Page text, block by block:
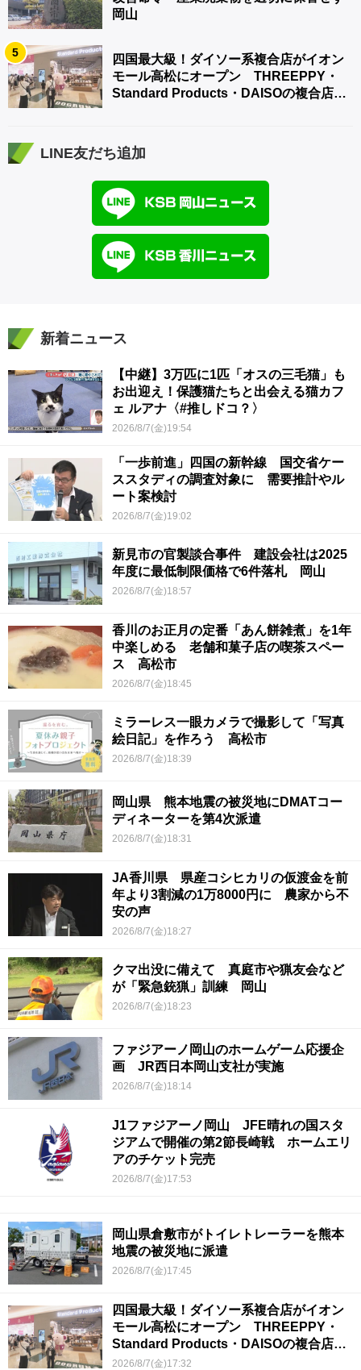
岡山
5
四国最大級！ダイソー系複合店がイオン
モール高松にオープン THREEPPY・
Standard Products・DAISOの複合店は
LINE友だち追加
新着ニュース
【中継】3万匹に1匹「オスの三毛猫」も
お出迎え！保護猫たちと出会える猫カフ
ェ ルアナ〈#推しドコ？〉
2026/8/7(金)19:54
「一歩前進」四国の新幹線 国交省ケー
ススタディの調査対象に 需要推計やル
ート案検討
2026/8/7(金)19:02
新見市の官製談合事件 建設会社は2025
年度に最低制限価格で6件落札 岡山
2026/8/7(金)18:57
香川のお正月の定番「あん餅雑煮」を1年
中楽しめる 老舗和菓子店の喫茶スペー
ス 高松市
2026/8/7(金)18:45
ミラーレス一眼カメラで撮影して「写真
絵日記」を作ろう 高松市
2026/8/7(金)18:39
岡山県 熊本地震の被災地にDMATコー
ディネーターを第4次派遣
2026/8/7(金)18:31
JA香川県 県産コシヒカリの仮渡金を前
年より3割減の1万8000円に 農家から不
安の声
2026/8/7(金)18:27
クマ出没に備えて 真庭市や猟友会など
が「緊急銃猟」訓練 岡山
2026/8/7(金)18:23
ファジアーノ岡山のホームゲーム応援企
画 JR西日本岡山支社が実施
2026/8/7(金)18:14
J1ファジアーノ岡山 JFE晴れの国スタ
ジアムで開催の第2節長崎戦 ホームエリ
アのチケット完売
2026/8/7(金)17:53
岡山県倉敷市がトイレトレーラーを熊本
地震の被災地に派遣
2026/8/7(金)17:45
四国最大級！ダイソー系複合店がイオン
モール高松にオープン THREEPPY・
Standard Products・DAISOの複合店は
香川県初
2026/8/7(金)17:32